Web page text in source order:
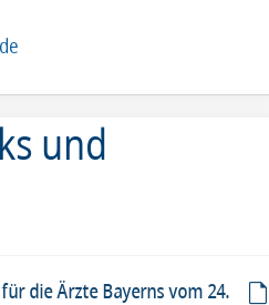
und
die Ärzte Bayerns vom 24.